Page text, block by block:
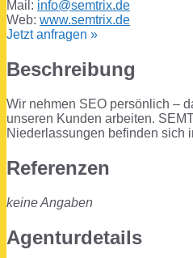
Mail: info@semtrix.de
Web: www.semtrix.de
Jetzt anfragen »
Beschreibung
Wir nehmen SEO persönlich –
unseren Kunden arbeiten.
Niederlassungen befinden sich
Referenzen
keine Angaben
Agenturdetails